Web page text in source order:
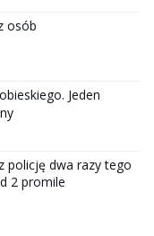
osób
Jeden
policję dwa razy tego
2 promile